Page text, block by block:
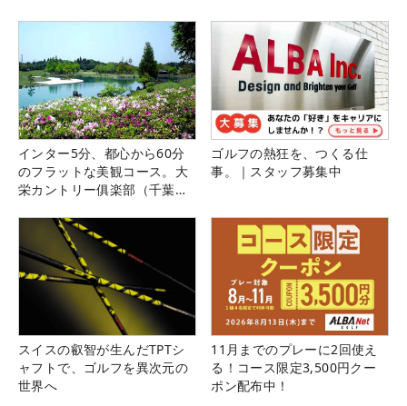
インター5分、都心から60分
のフラットな美観コース。大
栄カントリー俱楽部（千葉
ゴルフの熱狂を、つくる仕
事。｜スタッフ募集中
スイスの叡智が生んだTPTシ
ャフトで、ゴルフを異次元の
世界へ
11月までのプレーに2回使え
る！コース限定3,500円クー
ポン配布中！